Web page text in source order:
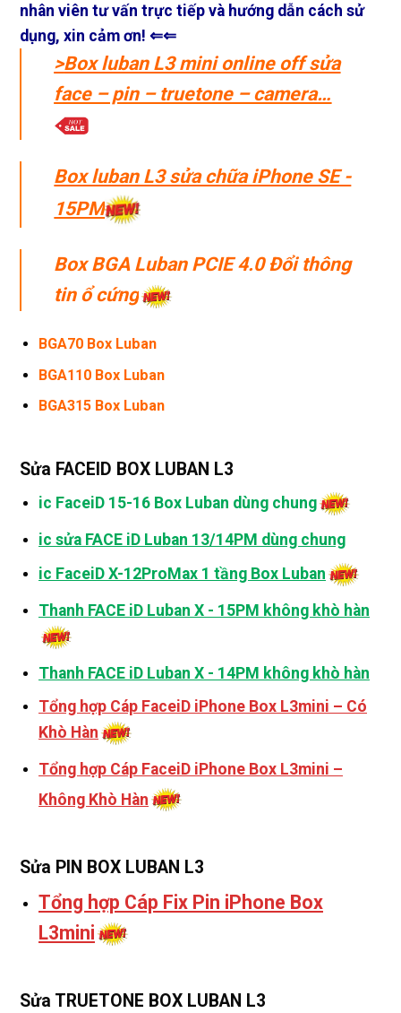
nhân viên tư vấn trực tiếp và hướng dẫn cách sử
dụng, xin cảm ơn! ⇐⇐
>Box luban L3 mini online off sửa
face – pin – truetone – camera…
Box luban L3 sửa chữa iPhone SE -
15PM
Box BGA Luban PCIE 4.0 Đổi thông
tin ổ cứng
BGA70 Box Luban
BGA110 Box Luban
BGA315 Box Luban
Sửa FACEID BOX LUBAN L3
ic FaceiD 15-16 Box Luban dùng chung
ic sửa FACE iD Luban 13/14PM dùng chung
ic FaceiD X-12ProMax 1 tầng Box Luban
Thanh FACE iD Luban X - 15PM không khò hàn
Thanh FACE iD Luban X - 14PM không khò hàn
Tổng hợp Cáp FaceiD iPhone Box L3mini – Có
Khò Hàn
Tổng hợp Cáp FaceiD iPhone Box L3mini –
Không Khò Hàn
Sửa PIN BOX LUBAN L3
Tổng hợp Cáp Fix Pin iPhone Box
L3mini
Sửa TRUETONE BOX LUBAN L3